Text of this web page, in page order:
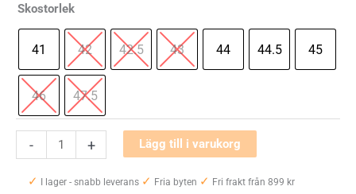
Skostorlek
41 42 42.5 43 44 44.5 45
46 47.5
-
Ghost
+ Lägg till i varukorg
✓ I lager - snabb leverans ✓ Fria byten ✓ Fri frakt från 899 kr